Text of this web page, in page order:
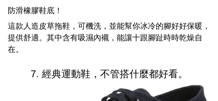
防滑橡膠鞋底！
這款人造皮草拖鞋，可機洗，並能幫你冰冷的腳好好保暖，
提供舒適。其中含有吸濕內襯，能讓十跟腳趾時時乾燥自
在。
7. 經典運動鞋，不管搭什麼都好看。